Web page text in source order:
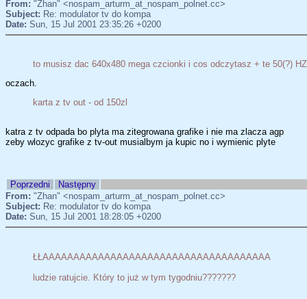
From: "Zhan" <nospam_arturm_at_nospam_polnet.cc>
Subject: Re: modulator tv do kompa
Date: Sun, 15 Jul 2001 23:35:26 +0200
to musisz dac 640x480 mega czcionki i cos odczytasz + te 50(?)
oczach.
karta z tv out - od 150zl
katra z tv odpada bo plyta ma zitegrowana grafike i nie ma zlacza agp
zeby wlozyc grafike z tv-out musialbym ja kupic no i wymienic plyte
Poprzedni Następny
From: "Zhan" <nospam_arturm_at_nospam_polnet.cc>
Subject: Re: modulator tv do kompa
Date: Sun, 15 Jul 2001 18:28:05 +0200
ŁŁAAAAAAAAAAAAAAAAAAAAAAAAAAAAAAAAAAAAA
ludzie ratujcie. Który to już w tym tygodniu???????